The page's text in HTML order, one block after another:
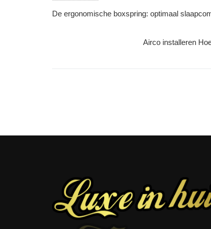
De ergonomische boxspring: optimaal
Airco installeren